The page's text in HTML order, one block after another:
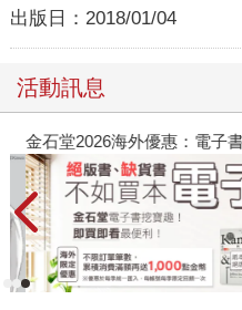
出版日： 2018/01/04
活動訊息
金石堂2026海外優惠：電子書